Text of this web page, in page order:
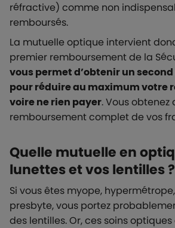
réfractive) comme non
remboursés.
La mutuelle optique intervient
premier remboursement de la
vous permet d’obtenir un
pour réduire au maximum votre
voire ne rien payer. Vous obtenez
remboursement complet de vos
Quelle mutuelle en
lunettes et vos lentilles ?
Si vous êtes myope,
presbyte, vous portez
des lentilles. Or, ces soins